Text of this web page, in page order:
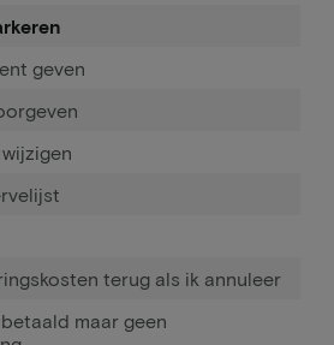
geven
terug als ik annuleer
maar geen